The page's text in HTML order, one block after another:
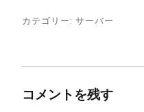
カテゴリー:サーバー
コメントを残す